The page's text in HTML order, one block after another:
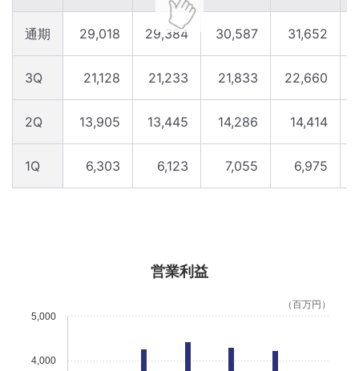
通期 29,018 29,384 30,587 31,652
3Q 21,128 21,233 21,833 22,660
2Q 13,905 13,445 14,286 14,414
1Q 6,303 6,123 7,055 6,975
営業利益
4,000
5,000
（百万円）